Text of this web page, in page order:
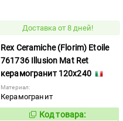
Доставка от 8 дней!
Rex Ceramiche (Florim) Etoile
761736 Illusion Mat Ret
керамогранит 120x240
Материал:
Керамогранит
749644
Код товара: